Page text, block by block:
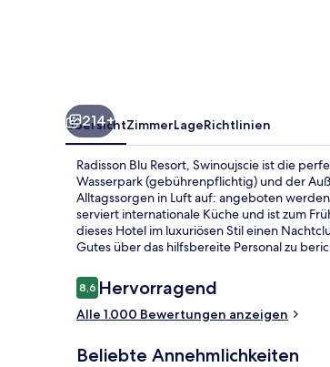
214+
ÜbersichtZimmerLageRichtlinien
Radisson Blu Resort, Swinoujscie ist die
Wasserpark (gebührenpflichtig) und der
Alltagssorgen in Luft auf: angeboten
serviert internationale Küche und ist zum
dieses Hotel im luxuriösen Stil einen
Gutes über das hilfsbereite Personal zu
Bewertungen
8,68,6 von 10.
Hervorragend
Alle 1.000 Bewertungen anzeigen
Beliebte Annehmlichkeiten